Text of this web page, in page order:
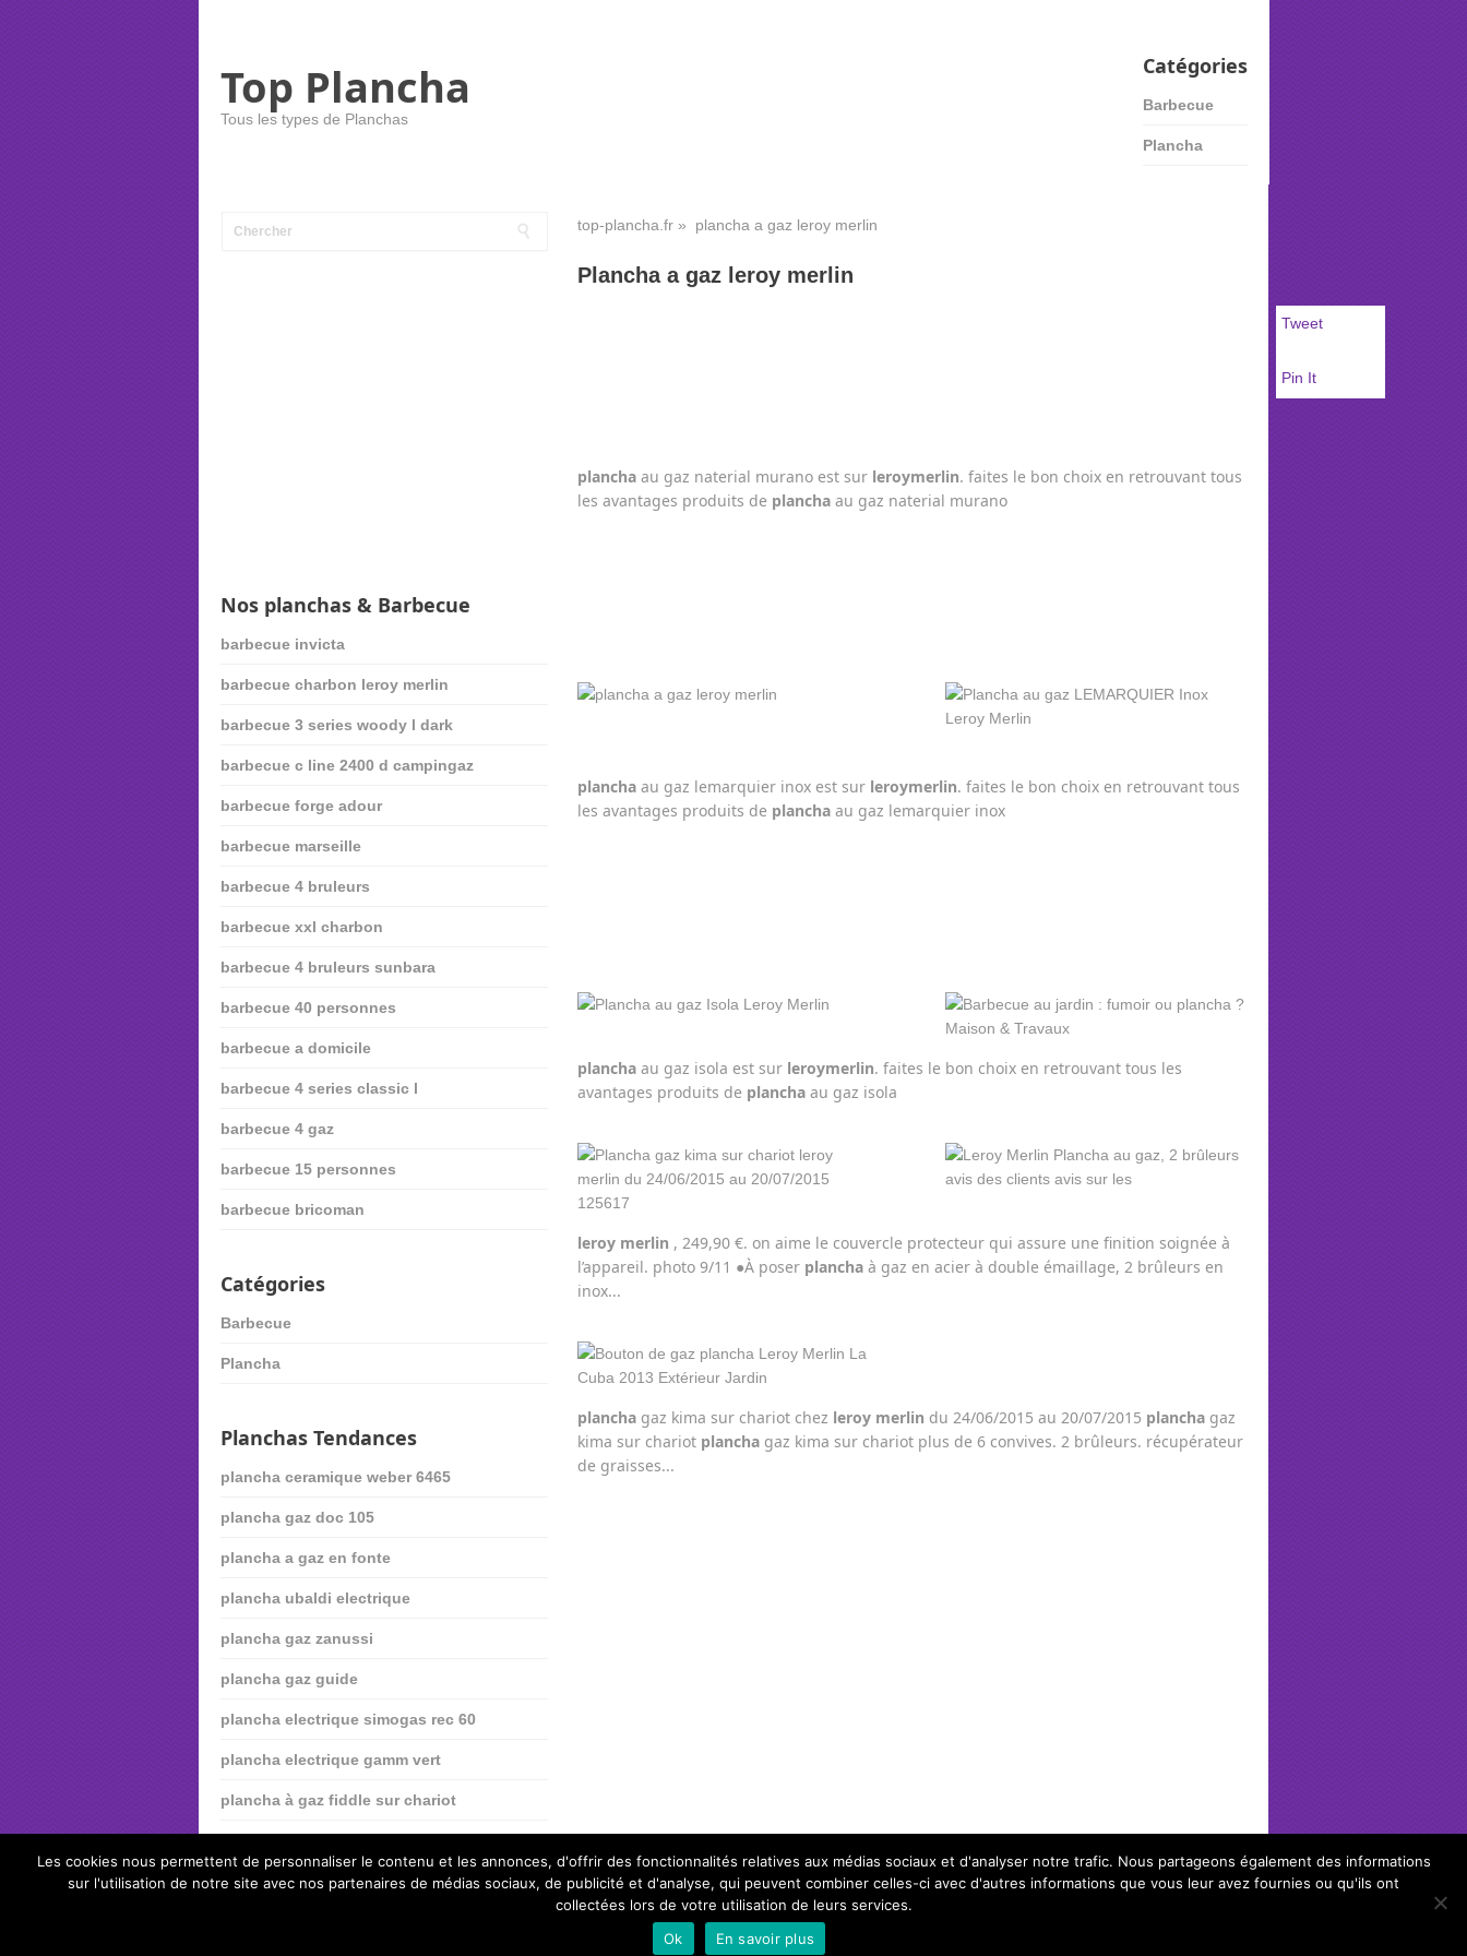
Top Plancha
Tous les types de Planchas
Catégories
Barbecue
Plancha
top-plancha.fr» plancha a gaz leroy merlin
Plancha a gaz leroy merlin
planchaau gaz naterial murano est sur leroymerlin. faites le bon choix en retrouvant tous
les avantages produits de planchaau gaz naterial murano
planchaau gaz lemarquier inox est sur leroymerlin. faites le bon choix en retrouvant tous
les avantages produits de planchaau gaz lemarquier inox
planchaau gaz isola est sur leroymerlin. faites le bon choix en retrouvant tous les
avantages produits de planchaau gaz isola
leroy merlin , 249,90 €. on aime le couvercle protecteur qui assure une finition soignée à
l’appareil. photo 9/11 ●À poser planchaà gaz en acier à double émaillage, 2 brûleurs en
inox...
planchagaz kima sur chariot chez leroy merlin du 24/06/2015 au 20/07/2015 planchagaz
kima sur chariot planchagaz kima sur chariot plus de 6 convives. 2 brûleurs. récupérateur
de graisses...
Tweet
Pin It
Nos planchas & Barbecue
barbecue invicta
barbecue charbon leroy merlin
barbecue 3 series woody l dark
barbecue c line 2400 d campingaz
barbecue forge adour
barbecue marseille
barbecue 4 bruleurs
barbecue xxl charbon
barbecue 4 bruleurs sunbara
barbecue 40 personnes
barbecue a domicile
barbecue 4 series classic l
barbecue 4 gaz
barbecue 15 personnes
barbecue bricoman
Catégories
Barbecue
Plancha
Planchas Tendances
plancha ceramique weber 6465
plancha gaz doc 105
plancha a gaz en fonte
plancha ubaldi electrique
plancha gaz zanussi
plancha gaz guide
plancha electrique simogas rec 60
plancha electrique gamm vert
plancha à gaz fiddle sur chariot
Les cookies nous permettent de personnaliser le contenu et les annonces, d'offrir des fonctionnalités relatives aux médias sociaux et d'analyser notre trafic. Nous partageons également des informations
sur l'utilisation de notre site avec nos partenaires de médias sociaux, de publicité et d'analyse, qui peuvent combiner celles-ci avec d'autres informations que vous leur avez fournies ou qu'ils ont
collectées lors de votre utilisation de leurs services.
Ok
En savoir plus